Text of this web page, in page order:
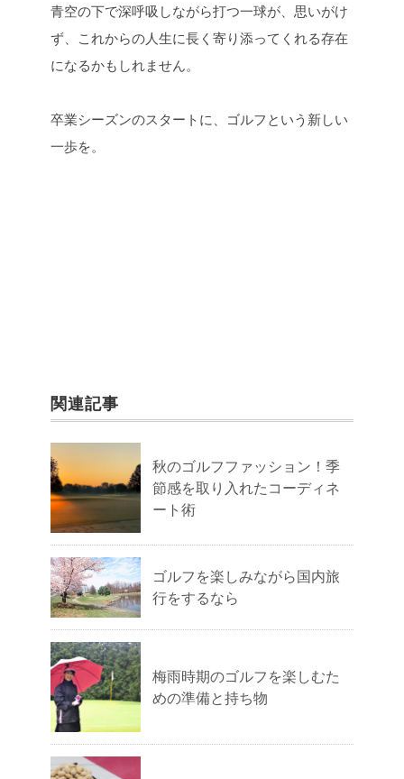
青空の下で深呼吸しながら打つ一球が、思いがけ
ず、これからの人生に長く寄り添ってくれる存在
になるかもしれません。
卒業シーズンのスタートに、ゴルフという新しい
一歩を。
関連記事
秋のゴルフファッション！季
節感を取り入れたコーディネ
ート術
ゴルフを楽しみながら国内旅
行をするなら
梅雨時期のゴルフを楽しむた
めの準備と持ち物